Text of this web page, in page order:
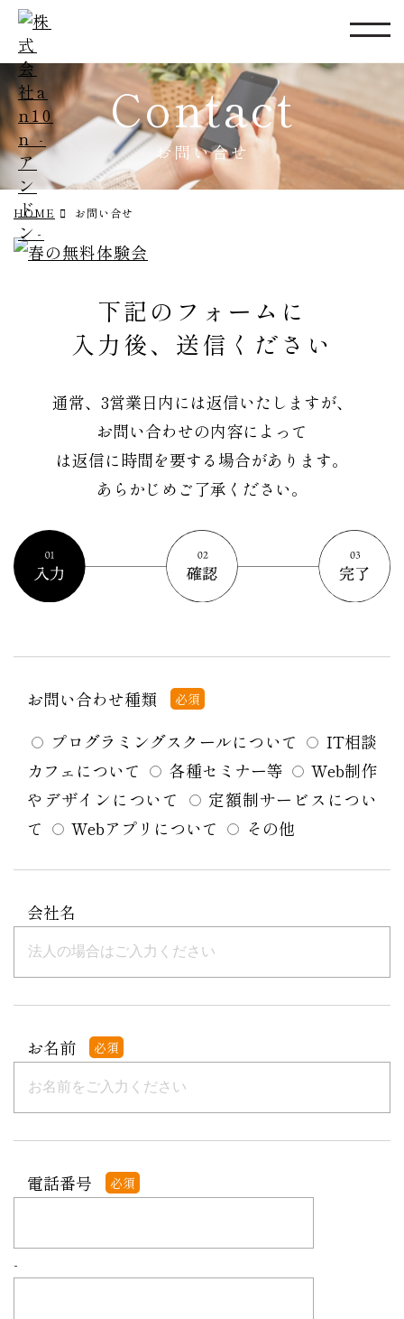
Contact
お問い合せ
HOME お問い合せ
下記のフォームに
入力後、送信ください
通常、3営業日内には返信いたしますが、
お問い合わせの内容によって
は返信に時間を要する場合があります。
あらかじめご了承ください。
お問い合わせ種類 必須
プログラミングスクールについて
IT相談
カフェについて
各種セミナー等
Web制作
やデザインについて
定額制サービスについ
て
Webアプリについて その他
会社名
お名前 必須
電話番号 必須
-